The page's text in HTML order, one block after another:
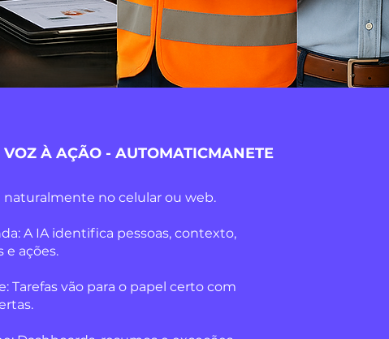
VOZ À AÇÃO - AUTOMATICMANETE
naturalmente no celular ou web.
A IA identifica pessoas, contexto,
e ações.
Tarefas vão para o papel certo com